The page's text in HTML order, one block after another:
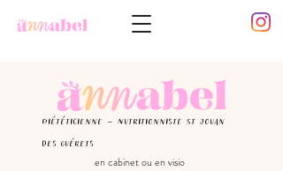
Diététicienne - Nutritionniste St Jouan
des guérets
en cabinet ou en visio